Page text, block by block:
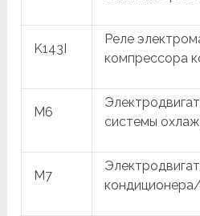
K143I
Реле
компрессора
M6
системы
M7